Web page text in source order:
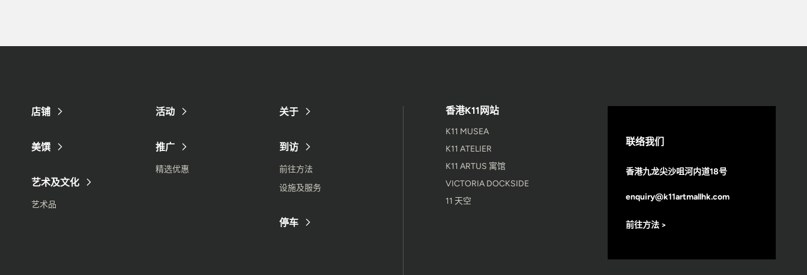
店铺
美馔
艺术及文化
艺术品
活动
推广
精选优惠
关于
到访
前往方法
设施及服务
停车
香港K11网站
K11 MUSEA
K11 ATELIER
K11 ARTUS 寓馆
VICTORIA DOCKSIDE
11 天空
联络我们
香港九龙尖沙咀河内道18号
enquiry@k11artmallhk.com
前往方法 >